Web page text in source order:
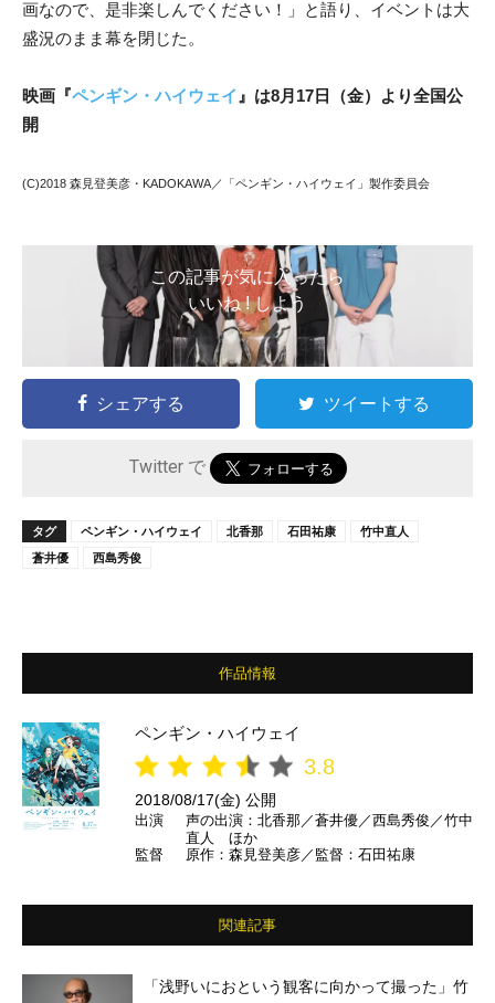
画なので、是非楽しんでください！」と語り、イベントは大
盛況のまま幕を閉じた。
映画『ペンギン・ハイウェイ 』は8月17日（金）より全国公
開
(C)2018 森見登美彦・KADOKAWA／「ペンギン・ハイウェイ」製作委員会
この記事が気に入ったら
いいね ! しよう
シェアする ツイートする
Twitter で
タグ ペンギン・ハイウェイ 北香那 石田祐康
竹中直人
蒼井優
西島秀俊
作品情報
ペンギン・ハイウェイ
3.8
2018/08/17(金) 公開
出演
声の出演：北香那／蒼井優／西島秀俊／竹中
直人 ほか
監督
原作：森見登美彦／監督：石田祐康
関連記事
「浅野いにおという観客に向かって撮った」竹